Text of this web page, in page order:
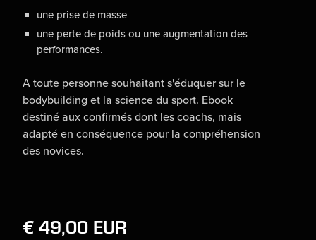
une prise de masse
une perte de poids ou une augmentation des
performances.
A toute personne souhaitant s'éduquer sur le
bodybuilding et la science du sport. Ebook
destiné aux confirmés dont les coachs, mais
adapté en conséquence pour la compréhension
des novices.
€ 49,00 EUR